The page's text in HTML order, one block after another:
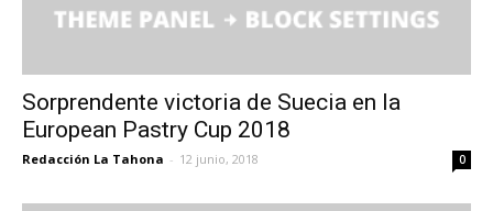
Sorprendente victoria de Suecia en la
European Pastry Cup 2018
Redacción La Tahona - 12 junio, 2018 0